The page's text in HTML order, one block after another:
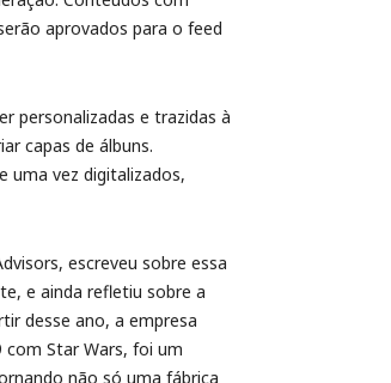
aprovados para o feed
personalizadas e trazidas à
capas de álbuns.
uma vez digitalizados,
escreveu sobre essa
e ainda refletiu sobre a
desse ano, a empresa
Star Wars, foi um
não só uma fábrica